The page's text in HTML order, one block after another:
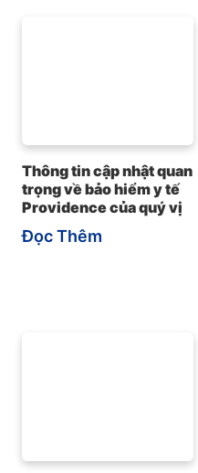
Thông tin cập nhật quan
trọng về bảo hiểm y tế
Providence của quý vị
Đọc Thêm